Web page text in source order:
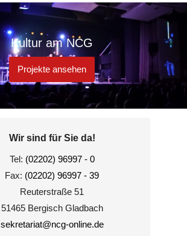
Kultur am NCG
Projekte ansehen
Wir sind für Sie da!
Tel: (02202) 96997 - 0
Fax: (02202) 96997 - 39
Reuterstraße 51
51465 Bergisch Gladbach
sekretariat@ncg-online.de